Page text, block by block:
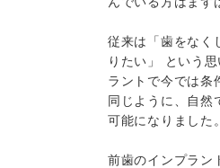
従来は「歯をなく
りたい」 という
ラントで今では条
同じように、自然
可能になりました。
前歯のインプラン